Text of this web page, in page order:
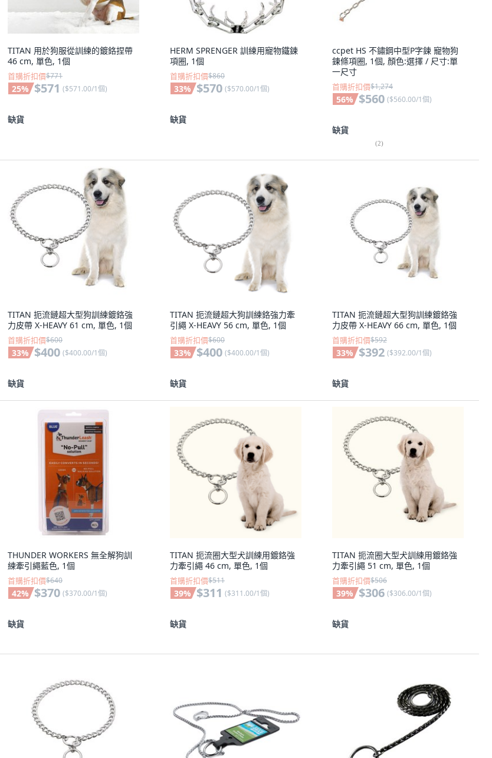
TITAN 用於狗服從訓練的鍍鉻捏帶
46 cm, 單色, 1個
首購折扣價$771
25% $571 ($571.00/1個)
缺貨
HERM SPRENGER 訓練用寵物鐵鍊
項圈, 1個
首購折扣價$860
33% $570 ($570.00/1個)
缺貨
ccpet HS 不鏽鋼中型P字鍊 寵物狗
鍊條項圈, 1個, 顏色:選擇 / 尺寸:單
一尺寸
首購折扣價$1,274
56% $560 ($560.00/1個)
缺貨
(2)
TITAN 扼流鏈超大型狗訓練鍍鉻強
力皮帶 X-HEAVY 61 cm, 單色, 1個
首購折扣價$600
33% $400 ($400.00/1個)
缺貨
TITAN 扼流鏈超大狗訓練鉻強力牽
引繩 X-HEAVY 56 cm, 單色, 1個
首購折扣價$600
33% $400 ($400.00/1個)
缺貨
TITAN 扼流鏈超大型狗訓練鍍鉻強
力皮帶 X-HEAVY 66 cm, 單色, 1個
首購折扣價$592
33% $392 ($392.00/1個)
缺貨
THUNDER WORKERS 無全解狗訓
練牽引繩藍色, 1個
首購折扣價$640
42% $370 ($370.00/1個)
缺貨
TITAN 扼流圈大型犬訓練用鍍鉻強
力牽引繩 46 cm, 單色, 1個
首購折扣價$511
39% $311 ($311.00/1個)
缺貨
TITAN 扼流圈大型犬訓練用鍍鉻強
力牽引繩 51 cm, 單色, 1個
首購折扣價$506
39% $306 ($306.00/1個)
缺貨